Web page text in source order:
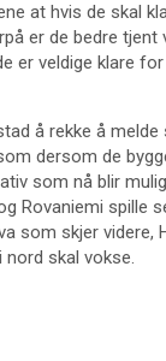
at hvis de skal
er de bedre tjent
er veldige klare
å rekke å melde
dersom de
som nå blir
Rovaniemi spille
som skjer
skal vokse.